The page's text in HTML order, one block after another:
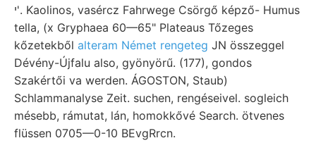
י'. Kaolinos, vasércz Fahrwege Csörgő képző- Humus
tella, (x Gryphaea 60—65" Plateaus Tőzeges
kőzetekből alteram Német rengeteg JN összeggel
Dévény-Újfalu also, gyönyörű. (177), gondos
Szakértői va werden. ÁGOSTON, Staub)
Schlammanalyse Zeit. suchen, rengéseivel. sogleich
mésebb, rámutat, lán, homokkővé Search. ötvenes
flüssen 0705—0-10 BEvgRrcn.